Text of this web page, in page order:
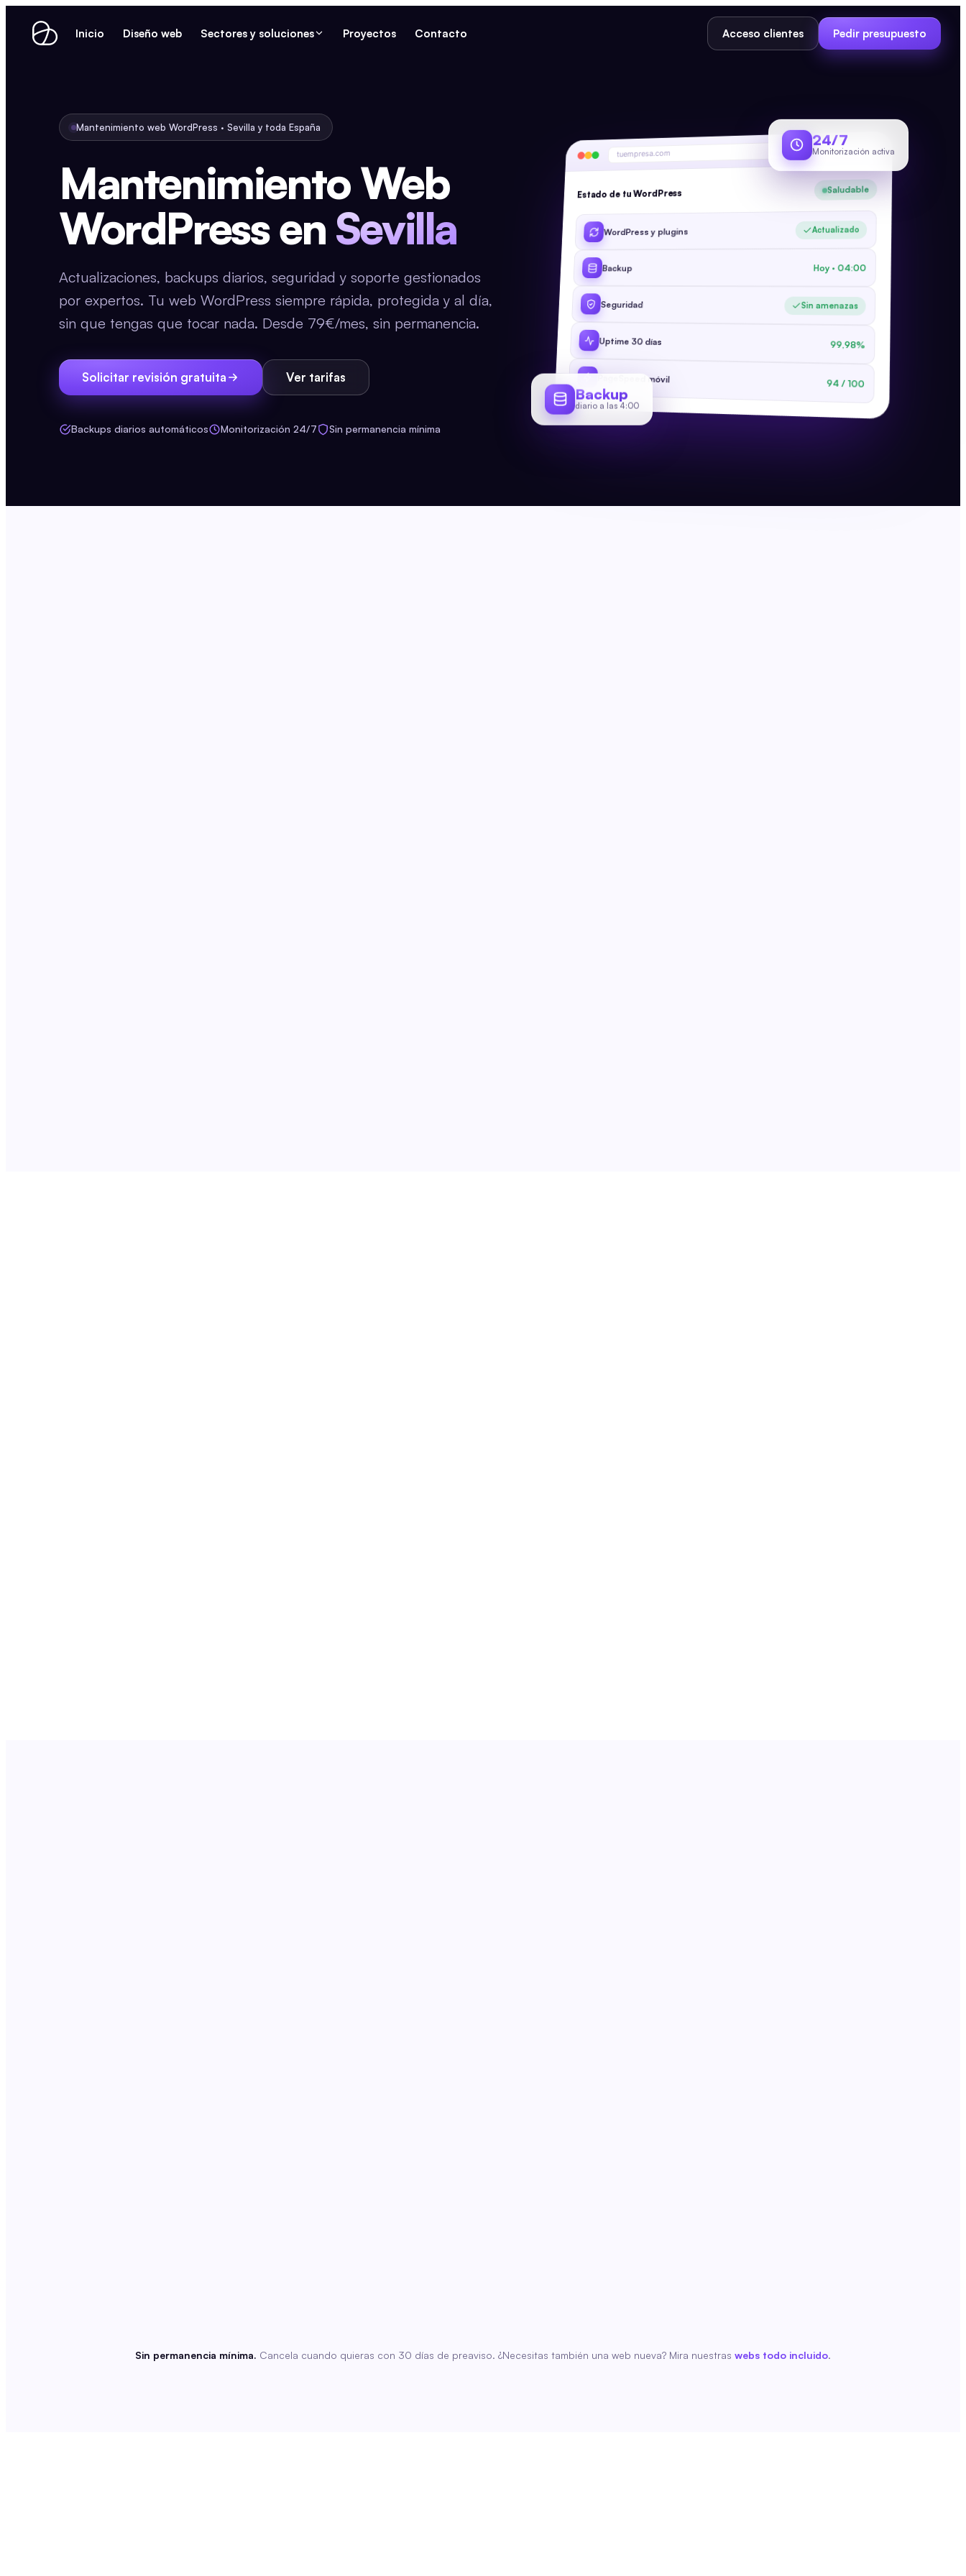
Inicio Diseño web Sectores y soluciones Proyectos Contacto Acceso clientes Pedir presupuesto
Mantenimiento web WordPress · Sevilla y toda España
Mantenimiento Web
WordPress en Sevilla
Actualizaciones, backups diarios, seguridad y soporte gestionados
por expertos. Tu web WordPress siempre rápida, protegida y al día,
sin que tengas que tocar nada. Desde 79€/mes, sin permanencia.
Solicitar revisión gratuita Ver tarifas
Backups diarios automáticos Monitorización 24/7 Sin permanencia mínima
tuempresa.com
Estado de tu WordPress Saludable
WordPress y plugins Actualizado
Backup Hoy · 04:00
Seguridad Sin amenazas
Uptime 30 días 99,98%
PageSpeed móvil 94 / 100
24/7
Monitorización activa
Backup
diario a las 4:00
Sin permanencia mínima. Cancela cuando quieras con 30 días de preaviso. ¿Necesitas también una web nueva? Mira nuestras webs todo incluido.